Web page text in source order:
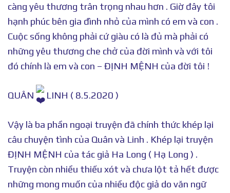
càng yêu thương trân trọng nhau hơn . Giờ đây tôi
hạnh phúc bên gia đình nhỏ của mình có em và con .
Cuộc sống không phải cứ giàu có là đủ mà phải có
những yêu thương che chở của đời mình và với tôi
đó chính là em và con – ĐỊNH MỆNH của đời tôi !
QUÂN LINH ( 8.5.2020 )
Vậy là ba phần ngoại truyện đã chính thức khép lại
câu chuyện tình của Quân và Linh . Khép lại truyện
ĐỊNH MỆNH của tác giả Ha Long ( Hạ Long ) .
Truyện còn nhiều thiếu xót và chưa lột tả hết được
những mong muốn của nhiều độc giả do văn ngữ